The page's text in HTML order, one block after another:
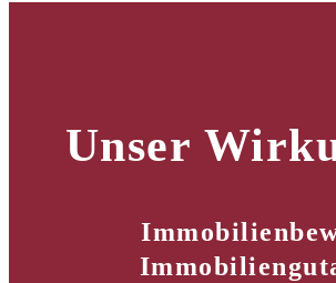
Unser